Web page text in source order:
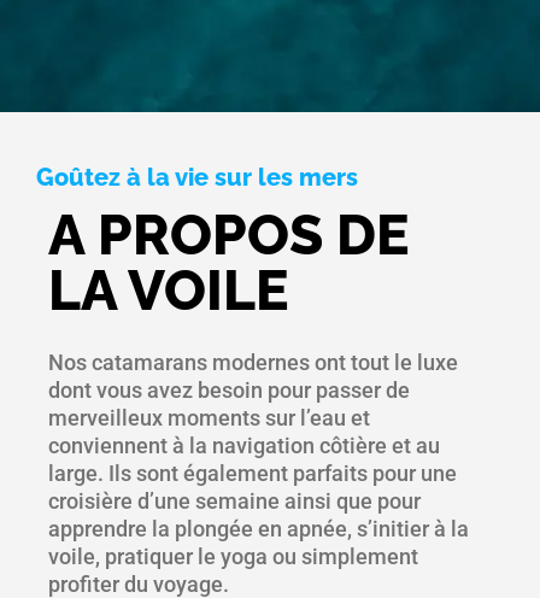
Goûtez à la vie sur les mers
A PROPOS DE
LA VOILE
Nos catamarans modernes ont tout le luxe
dont vous avez besoin pour passer de
merveilleux moments sur l’eau et
conviennent à la navigation côtière et au
large. Ils sont également parfaits pour une
croisière d’une semaine ainsi que pour
apprendre la plongée en apnée, s’initier à la
voile, pratiquer le yoga ou simplement
profiter du voyage.